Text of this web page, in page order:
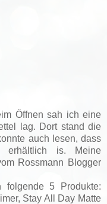
Öffnen sah ich eine
lag. Dort stand die
auch lesen, dass
erhältlich is. Meine
Rossmann Blogger
folgende 5 Produkte:
Stay All Day Matte